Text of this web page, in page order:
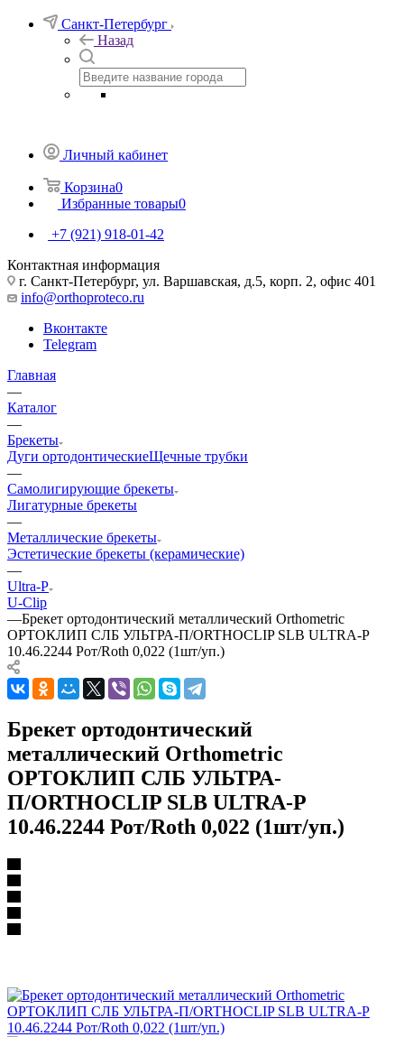
Санкт-Петербург
Назад
Личный кабинет
Корзина0
Избранные товары0
+7 (921) 918-01-42
Контактная информация
г. Санкт-Петербург, ул. Варшавская, д.5, корп. 2, офис 401
info@orthoproteco.ru
Вконтакте
Telegram
Главная
—
Каталог
—
Брекеты
Дуги ортодонтическиеЩечные трубки
—
Самолигирующие брекеты
Лигатурные брекеты
—
Металлические брекеты
Эстетические брекеты (керамические)
—
Ultra-P
U-Clip
—Брекет ортодонтический металлический Orthometric
ОРТОКЛИП СЛБ УЛЬТРА-П/ORTHOCLIP SLB ULTRA-P
10.46.2244 Рот/Roth 0,022 (1шт/уп.)
Брекет ортодонтический
металлический Orthometric
ОРТОКЛИП СЛБ УЛЬТРА-
П/ORTHOCLIP SLB ULTRA-P
10.46.2244 Рот/Roth 0,022 (1шт/уп.)